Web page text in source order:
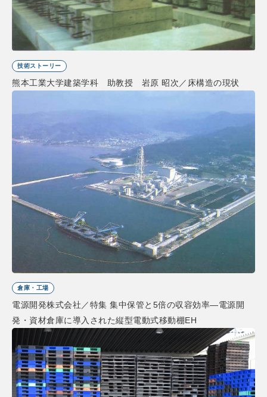
技術ストーリー
熊本工業大学建築学科 助教授 岩原 昭次／床構造の現状
倉庫・工場
電源開発株式会社／特集 集中保管と5倍の収容効率―電源開
発・資材倉庫に導入された縦型電動式移動棚EH